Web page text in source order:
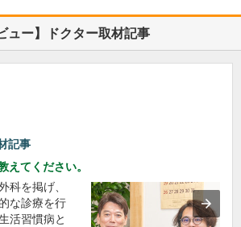
ュー】ドクター取材記事
記事
えてください。
科を掲げ、
な診療を行
活習慣病と